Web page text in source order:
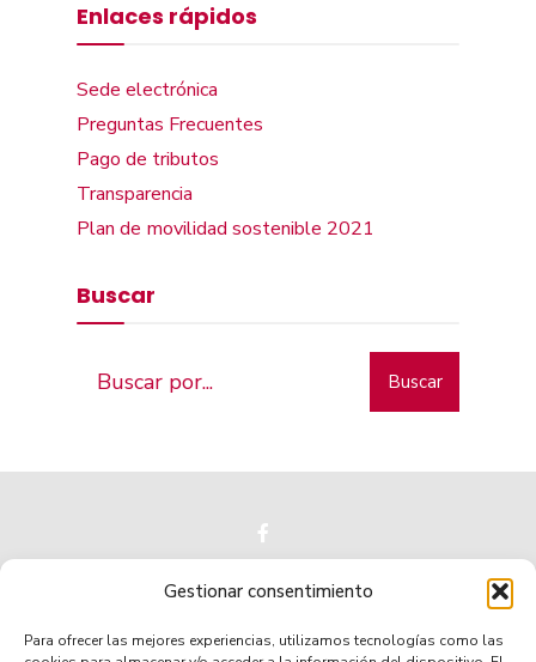
Gestionar consentimiento
Para ofrecer las mejores experiencias, utilizamos tecnologías como las
Enlaces rápidos
Sede electrónica
Preguntas Frecuentes
Pago de tributos
Transparencia
Plan de movilidad sostenible 2021
Buscar
Buscar
Municipio de tradición